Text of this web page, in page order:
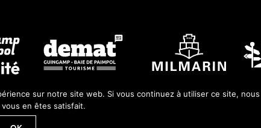
Guingamp-Paimpol Agglomération |
sur notre site web. Si vous continuez à utiliser ce site, nous
en êtes satisfait.